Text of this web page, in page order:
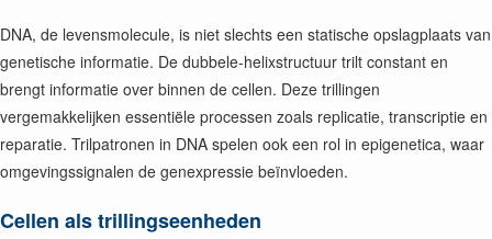
DNA, de levensmolecule, is niet slechts een statische opslagplaats van
genetische informatie. De dubbele-helixstructuur trilt constant en
brengt informatie over binnen de cellen. Deze trillingen
vergemakkelijken essentiële processen zoals replicatie, transcriptie en
reparatie. Trilpatronen in DNA spelen ook een rol in epigenetica, waar
omgevingssignalen de genexpressie beïnvloeden.
Cellen als trillingseenheden